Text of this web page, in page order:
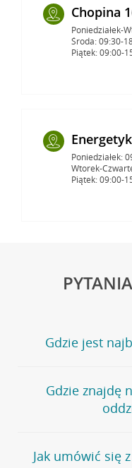
Chopina
Poniedziałek-
Środa: 09:30-
Piątek: 09:00-
Poniedziałek:
Wtorek-
Piątek: 09:00-
Gdzie jest
Jeśli szukasz oddziału
stronęPlacówki i
wygodna wyszukiwarka.
oddziałów
Gdzie znajdę
Bank Credit Agricole
telefonu do placówki
Jak umówić się